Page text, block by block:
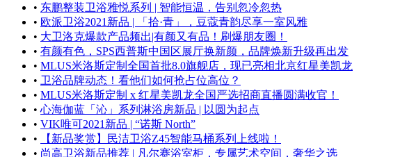
• 东鹏整装卫浴雅悦系列 | 智能恒温，告别忽冷忽热
• 欧派卫浴2021新品 | 「拾·青」，豆蔻青韵尽享一室风雅
• 大卫洛克爆款产品频出|有颜又有品！刷爆朋友圈！
• 有颜有色，SPS西普斯中国区展厅换新颜，品牌焕新升级再出发
• MLUS米洛斯定制全国首批8.0旗舰店，现已亮相北京红星美凯龙
• 卫浴品牌动态！看他们如何抢占位高位？
• MLUS米洛斯定制 x 红星美凯龙全国严选招商直播圆满收官！
• 心海伽蓝「沁」系列淋浴房新品 | 以圆为起点
• VIK唯可2021新品 | “诺斯 North”
•
【新品奖赏】民洁卫浴Z45智能马桶系列上线啦！
• 尚高卫浴新品推荐 | 凡尔赛浴室柜，专属艺术空间，奢华之选